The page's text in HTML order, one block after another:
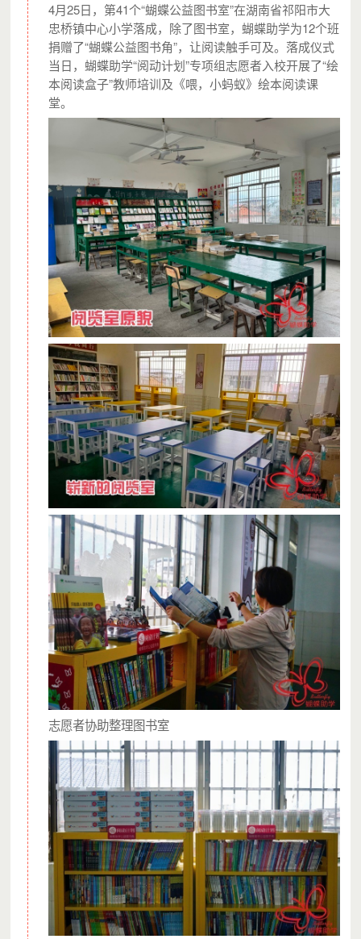
1、灵析开票方式
进入月捐项目筹款页，点击「管理我的月捐」-「捐赠票
据」，勾选未开票的捐赠记录，申请批量合并开票。
最迟不晚于捐赠支付的当年之内完成，如有特殊
情况，可在下一年的3月31日前，申请开具去年1月1日至当
年3月31的票据。
2、爱德基金会开票方式
若根据以上路径开票失败或因系统原因无法开票，您可
在扣款成功的3个工作日后通过爱德基金会官网申请。
申请步骤：
登陆
http://www.amity.org.cn/donate/openInvoice，请输入交易
订单号根据官网开票指引进行申请（微信→我的→支付→钱
包→账单→点击想要查询的记录，获取交易单号）。
重要提醒：开票申请不支持跨年。如您在12月28日前
的月捐捐赠，需最迟在当年12月31日前完成开票申请。如您
的月捐扣款在12月29日至31日期间，可最迟于次年1月10日
前完成开票申请。
感谢您的信任和理解。
4月25日，第41个“蝴蝶公益图书室”在湖南省祁阳市大
忠桥镇中心小学落成，除了图书室，蝴蝶助学为12个班
捐赠了“蝴蝶公益图书角”，让阅读触手可及。落成仪式
当日，蝴蝶助学“阅动计划”专项组志愿者入校开展了“绘
本阅读盒子”教师培训及《喂，小蚂蚁》绘本阅读课
堂。
志愿者协助整理图书室